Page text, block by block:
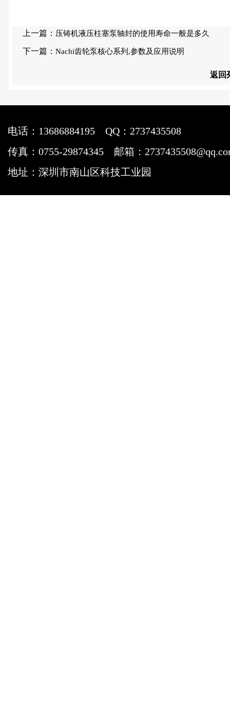
上一篇： 压铸机液压柱塞泵轴封的使用寿命一般是多久
下一篇： Nachi齿轮泵核心系列,参数及应用说明
返回
电话：13686884195
QQ：2737435508
传真：0755-29874345
邮箱：
地址：深圳市南山区科技工业园